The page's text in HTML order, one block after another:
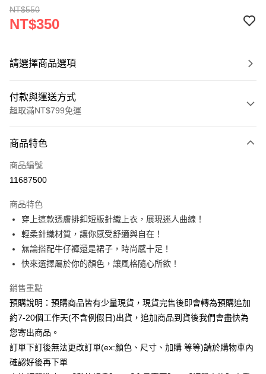
NT$550
NT$350
請選擇商品選項
付款與運送方式
超取滿NT$799免運
信用卡一次付款
超商取貨付款
Apple Pay
街口支付
悠遊付
Google Pay
全支付
【關於「AFTEE先享後付」】
AFTEE先享後付是「在收到商品之後才付款」的支付方式。 讓您購物簡單
ATM付款
商品特色
商品編號
11687500
商品特色
穿上這款透膚排釦短版針織上衣，展現迷人曲線！
輕柔針織材質，讓你感受舒適與自在！
無論搭配牛仔褲還是裙子，時尚感十足！
快來選擇屬於你的顏色，讓風格隨心所欲！
銷售重點
預購說明：預購商品皆有少量現貨，現貨完售後即會轉為預購追加
約7-20個工作天(不含例假日)出貨，追加商品到貨後我們會盡快為
您寄出商品。
訂單下訂後無法更改訂單(ex:顏色、尺寸、加購 等等)請於購物車內
確認好後再下單